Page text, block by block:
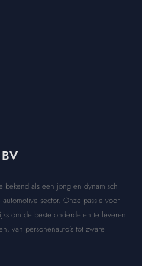
bekend als een jong en dynamisch
sector. Onze passie voor
om de beste onderdelen te leveren
van personenauto’s tot zware